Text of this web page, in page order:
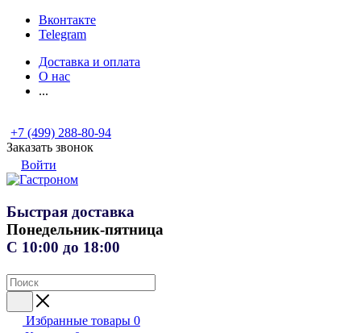
Вконтакте
Telegram
Доставка и оплата
О нас
...
+7 (499) 288-80-94
Заказать звонок
Войти
Быстрая доставка
Понедельник-пятница
С 10:00 до 18:00
Избранные товары 0